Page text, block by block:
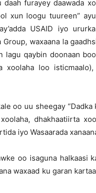
daah furayey daawada
xun loogu tuureen”
USAID iyo
waxaana la
lagu qaybin doonaan
xoolaha loo
oo uu sheegay
dhakhaatiirta
iyo Wasaarada
oo isaguna halkaasi
waxaad ku garan